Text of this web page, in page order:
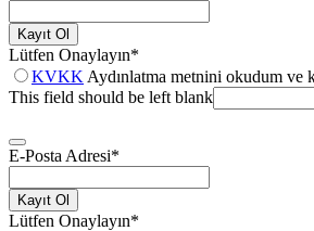
Kayıt Ol
Lütfen Onaylayın*
KVKK Aydınlatma metnini okudum ve
This field should be left blank
E-Posta Adresi*
Kayıt Ol
Lütfen Onaylayın*